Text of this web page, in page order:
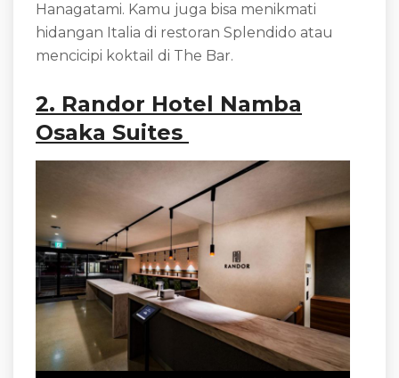
Hanagatami. Kamu juga bisa menikmati
hidangan Italia di restoran Splendido atau
mencicipi koktail di The Bar.
2. Randor Hotel Namba
Osaka Suites